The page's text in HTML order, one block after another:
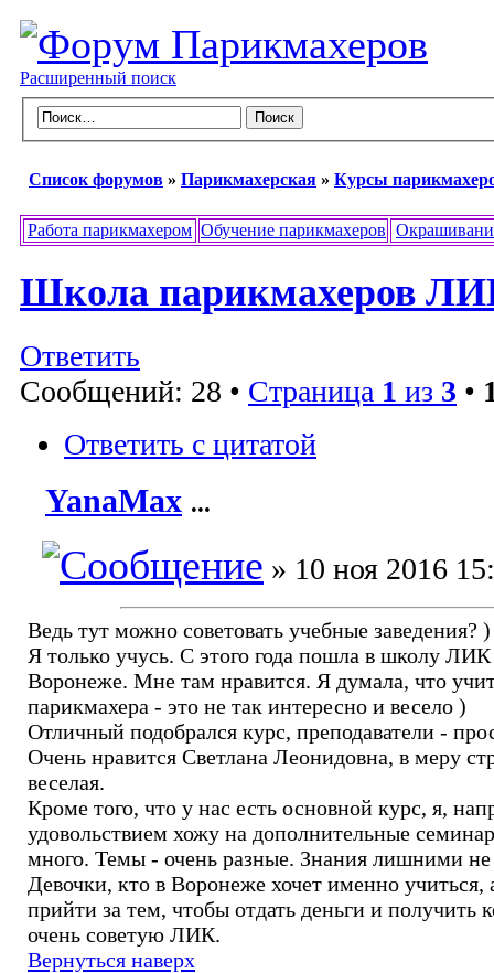
Расширенный поиск
Список форумов » Парикмахерская » Курсы
Работа парикмахером Обучение парикмахеров
Школа парикмахеров
Ответить
Сообщений: 28 • Страница 1 из 3 •
Ответить с цитатой
YanaMax ...
» 10 ноя 2016
Ведь тут можно советовать учебные заведения? )
Я только учусь. С этого года пошла в школу ЛИК
Воронеже. Мне там нравится. Я думала, что
парикмахера - это не так интересно и весело )
Отличный подобрался курс, преподаватели -
Очень нравится Светлана Леонидовна, в меру
веселая.
Кроме того, что у нас есть основной курс, я,
удовольствием хожу на дополнительные
много. Темы - очень разные. Знания лишними не
Девочки, кто в Воронеже хочет именно учиться,
прийти за тем, чтобы отдать деньги и получить
очень советую ЛИК.
Вернуться наверх